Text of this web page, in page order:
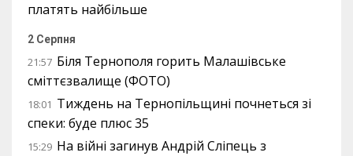
платять найбільше
2 Серпня
21:57 Біля Тернополя горить Малашівське
сміттєзвалище (ФОТО)
18:01 Тиждень на Тернопільщині почнеться зі
спеки: буде плюс 35
15:29 На війні загинув Андрій Сліпець з